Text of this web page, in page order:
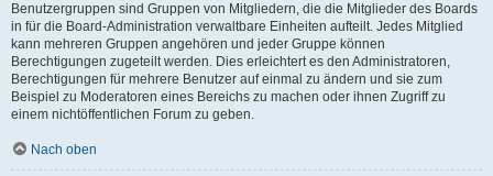
Benutzergruppen sind Gruppen von Mitgliedern, die die Mitglieder des Boards
in für die Board-Administration verwaltbare Einheiten aufteilt. Jedes Mitglied
kann mehreren Gruppen angehören und jeder Gruppe können
Berechtigungen zugeteilt werden. Dies erleichtert es den Administratoren,
Berechtigungen für mehrere Benutzer auf einmal zu ändern und sie zum
Beispiel zu Moderatoren eines Bereichs zu machen oder ihnen Zugriff zu
einem nichtöffentlichen Forum zu geben.
Nach oben